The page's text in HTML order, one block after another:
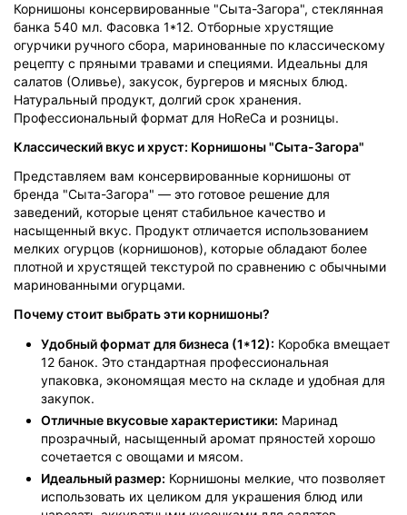
Корнишоны консервированные "Сыта-Загора", стеклянная
банка 540 мл. Фасовка 1*12. Отборные хрустящие
огурчики ручного сбора, маринованные по классическому
рецепту с пряными травами и специями. Идеальны для
салатов (Оливье), закусок, бургеров и мясных блюд.
Натуральный продукт, долгий срок хранения.
Профессиональный формат для HoReCa и розницы.
Классический вкус и хруст: Корнишоны "Сыта-Загора"
Представляем вам консервированные корнишоны от
бренда "Сыта-Загора" — это готовое решение для
заведений, которые ценят стабильное качество и
насыщенный вкус. Продукт отличается использованием
мелких огурцов (корнишонов), которые обладают более
плотной и хрустящей текстурой по сравнению с обычными
маринованными огурцами.
Почему стоит выбрать эти корнишоны?
Удобный формат для бизнеса (1*12): Коробка вмещает
12 банок. Это стандартная профессиональная
упаковка, экономящая место на складе и удобная для
закупок.
Отличные вкусовые характеристики: Маринад
прозрачный, насыщенный аромат пряностей хорошо
сочетается с овощами и мясом.
Идеальный размер: Корнишоны мелкие, что позволяет
использовать их целиком для украшения блюд или